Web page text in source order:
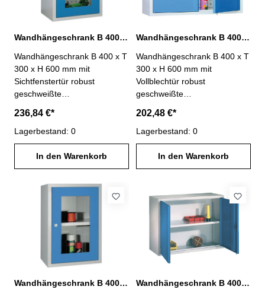
Wandhängeschrank B 400 mm mit 1 Sichtfenstertür
Wandhängeschrank B 400 x T
300 x H 600 mm mit
Sichtfenstertür robust
geschweißte
andsfähige
Pulverbeschichtung,
abschließbar,mit Lochblech-
Rückwand und 1 Fachboden
Maße: B 400 x T 300 x H 600
RAL 7035Blenden lichtblau
236,84 €*
Lagerbestand: 0
In den Warenkorb
Wandhängeschrank B 400 mm mit 1 Vollblechtür
Wandhängeschrank B 400 x T
300 x H 600 mm mit
Vollblechtür robust
geschweißte
andsfähige
Pulverbeschichtung,
abschließbar,mit Lochblech-
Rückwand und 1 Fachboden
Maße: B 400 x T 300 x H 600
Gehäuse lichtgrau RAL
7035Blenden lichtblau RAL
202,48 €*
Lagerbestand: 0
In den Warenkorb
Wandhängeschrank B 400 x T 300 x H 600 mm mit Sichtfenstertür
Wandhängeschrank B 400 x T 300 x H 600 mm mit Vollblechtür